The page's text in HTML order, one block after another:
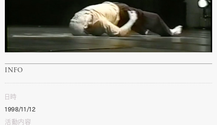
INFO
日時
1998/11/12
活動内容